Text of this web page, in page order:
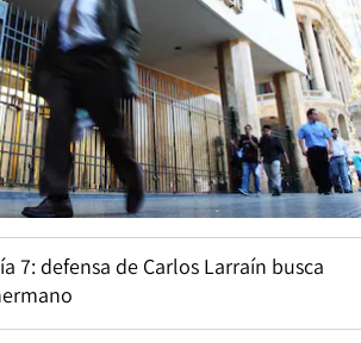
7: defensa de Carlos Larraín busca